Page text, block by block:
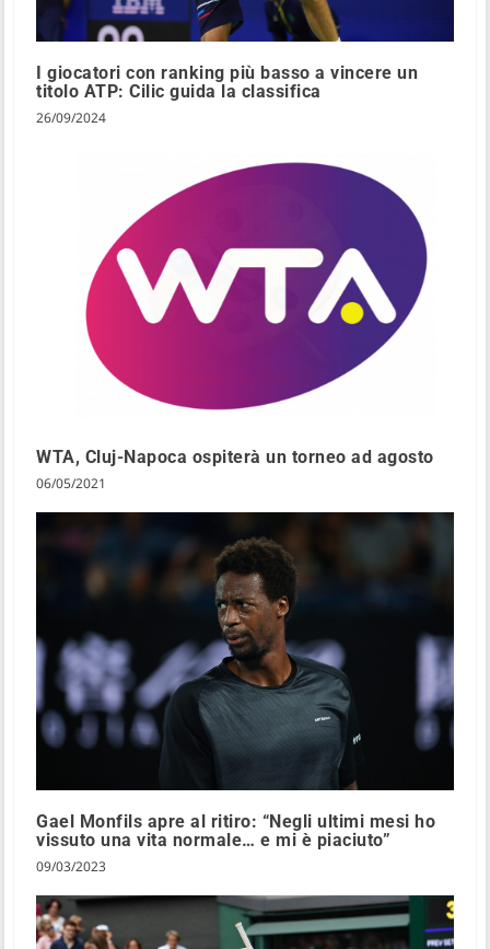
I giocatori con ranking più basso a vincere un
titolo ATP: Cilic guida la classifica
26/09/2024
WTA, Cluj-Napoca ospiterà un torneo ad agosto
06/05/2021
Gael Monfils apre al ritiro: “Negli ultimi mesi ho
vissuto una vita normale… e mi è piaciuto”
09/03/2023